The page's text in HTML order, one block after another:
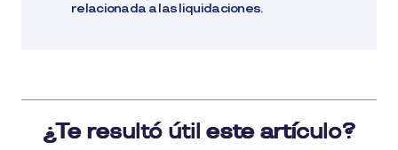
relacionada a las liquidaciones.